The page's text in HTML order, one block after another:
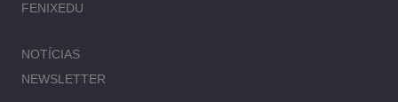
FENIXEDU
NOTÍCIAS
NEWSLETTER